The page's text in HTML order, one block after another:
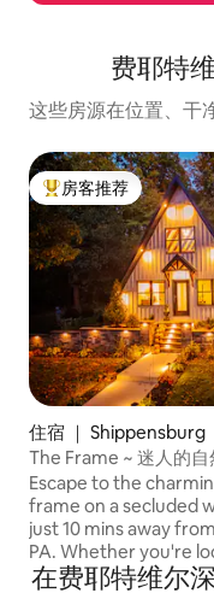
费耶特
这些房源在位置、干
热门「房客推荐」
房客推荐
住宿 ｜ Shippensburg
The Frame ~ 迷人的
浴缸 ~ 烧烤
Escape to the
frame on a secluded
just 10 mins away
PA. Whether you're
nature‘s tranquility
在费耶特维尔